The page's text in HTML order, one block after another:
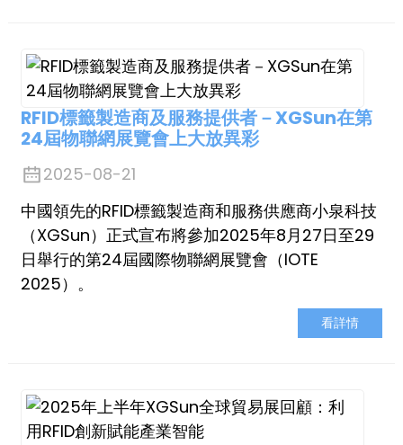
RFID標籤製造商及服務提供者－XGSun在第
24屆物聯網展覽會上大放異彩
2025-08-21
中國領先的RFID標籤製造商和服務供應商小泉科技
（XGSun）正式宣布將參加2025年8月27日至29
日舉行的第24屆國際物聯網展覽會（IOTE
2025）。
看詳情